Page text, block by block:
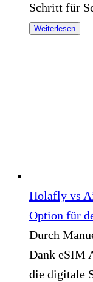
Schritt für
Weiterlesen
Holafly vs
Option für
Durch
Dank eSIM
die digitale